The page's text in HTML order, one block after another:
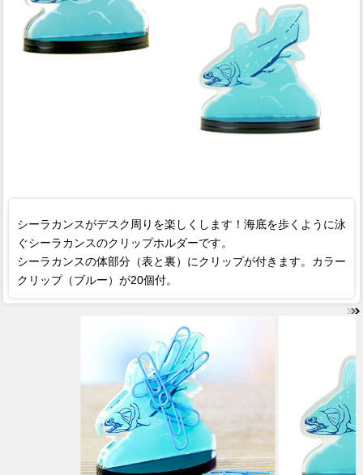
シーラカンスがデスク周りを楽しくします！海底を歩くように泳
ぐシーラカンスのクリップホルダーです。
シーラカンスの体部分（表と裏）にクリップが付きます。カラー
クリップ（ブルー）が20個付。